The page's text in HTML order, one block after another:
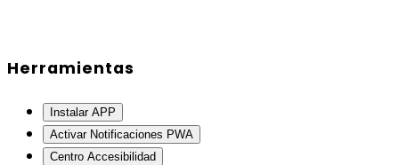
Herramientas
Instalar APP
Activar Notificaciones PWA
Centro Accesibilidad